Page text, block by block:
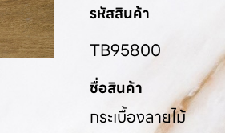
รหัสสินค้า
TB95800
ชื่อสินค้า
กระเบื้องลายไม้